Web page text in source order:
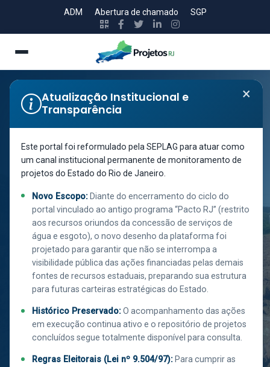
ADM Abertura de chamado SGP
×
Atualização Institucional e
Transparência
Este portal foi reformulado pela SEPLAG para atuar como
um canal institucional permanente de monitoramento de
projetos do Estado do Rio de Janeiro.
Novo Escopo:Diante do encerramento do ciclo do
portal vinculado ao antigo programa “Pacto RJ” (restrito
aos recursos oriundos da concessão de serviços de
água e esgoto), o novo desenho da plataforma foi
projetado para garantir que não se interrompa a
visibilidade pública das ações financiadas pelas demais
fontes de recursos estaduais, preparando sua estrutura
para futuras carteiras estratégicas do Estado.
Histórico Preservado:O acompanhamento das ações
em execução continua ativo e o repositório de projetos
concluídos segue totalmente disponível para consulta.
Regras Eleitorais (Lei nº 9.504/97):Para cumprir as
INTERESSE SOCIAL
EMPREENDIMENTO
HABITACIONAL
63 UHS E
INFRAESTRUTURA
(FREITAS
SOARES - FASE
II)